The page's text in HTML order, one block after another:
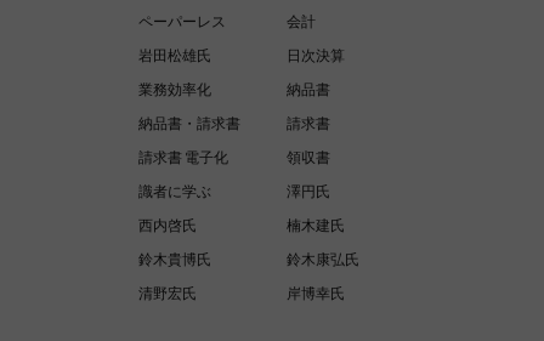
ペーパーレス
会計
岩田松雄氏
日次決算
業務効率化
納品書
納品書・請求書
請求書
請求書 電子化
領収書
識者に学ぶ
澤円氏
西内啓氏
楠木建氏
鈴木貴博氏
鈴木康弘氏
清野宏氏
岸博幸氏